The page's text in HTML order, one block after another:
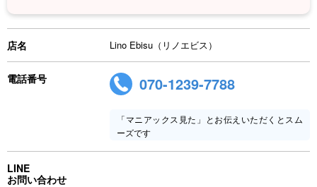
店名 Lino Ebisu（リノエビス）
電話番号 070-1239-7788
「マニアックス見た」とお伝えいただくとスム
ーズです
LINE
お問い合わせ